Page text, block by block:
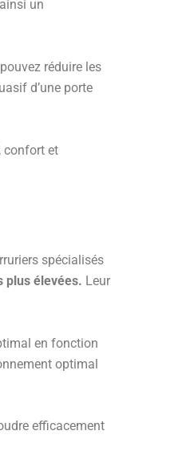
un
réduire les
d’une porte
confort et
spécialisés
plus élevées. Leur
en fonction
optimal
efficacement